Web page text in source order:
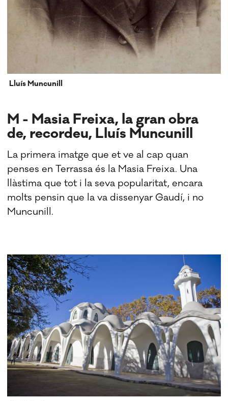
Lluís Muncunill
M - Masia Freixa, la gran obra
de, recordeu, Lluís Muncunill
La primera imatge que et ve al cap quan
penses en Terrassa és la Masia Freixa. Una
llàstima que tot i la seva popularitat, encara
molts pensin que la va dissenyar Gaudí, i no
Muncunill.